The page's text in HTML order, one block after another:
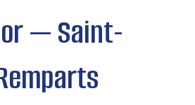
— Saint-